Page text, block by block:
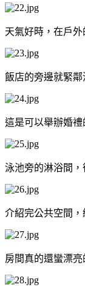
天氣好時，在戶外
飯店的旁邊就緊鄰
這是可以舉辦婚禮
泳池旁的淋浴間，
介紹完公共空間
房間真的還蠻漂